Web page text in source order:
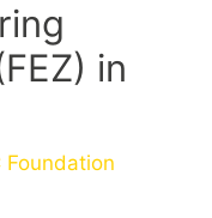
in
Foundation